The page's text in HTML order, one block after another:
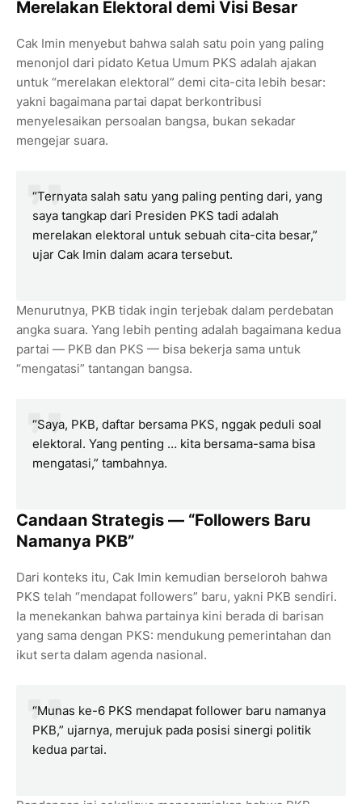
Merelakan Elektoral demi Visi Besar
Cak Imin menyebut bahwa salah satu poin yang paling
menonjol dari pidato Ketua Umum PKS adalah ajakan
untuk “merelakan elektoral” demi cita-cita lebih besar:
yakni bagaimana partai dapat berkontribusi
menyelesaikan persoalan bangsa, bukan sekadar
mengejar suara.
“Ternyata salah satu yang paling penting dari, yang
saya tangkap dari Presiden PKS tadi adalah
merelakan elektoral untuk sebuah cita-cita besar,”
ujar Cak Imin dalam acara tersebut.
Menurutnya, PKB tidak ingin terjebak dalam perdebatan
angka suara. Yang lebih penting adalah bagaimana kedua
partai — PKB dan PKS — bisa bekerja sama untuk
“mengatasi” tantangan bangsa.
“Saya, PKB, daftar bersama PKS, nggak peduli soal
elektoral. Yang penting … kita bersama-sama bisa
mengatasi,” tambahnya.
Candaan Strategis — “Followers Baru
Namanya PKB”
Dari konteks itu, Cak Imin kemudian berseloroh bahwa
PKS telah “mendapat followers” baru, yakni PKB sendiri.
Ia menekankan bahwa partainya kini berada di barisan
yang sama dengan PKS: mendukung pemerintahan dan
ikut serta dalam agenda nasional.
“Munas ke-6 PKS mendapat follower baru namanya
PKB,” ujarnya, merujuk pada posisi sinergi politik
kedua partai.